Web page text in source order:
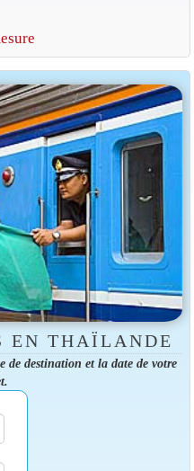
EN THAÏLANDE
de destination et la date de votre